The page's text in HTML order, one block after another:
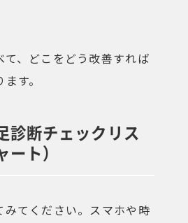
、どこをどう改善すれば
す。
診断チェックリス
ト）
みてください。スマホや時